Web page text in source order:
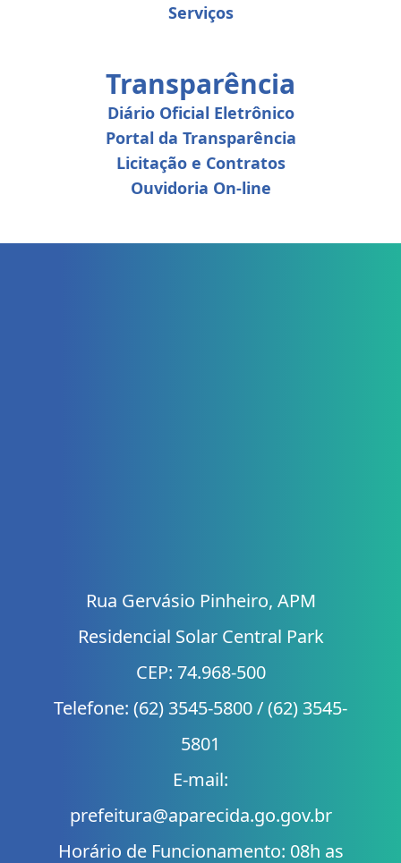
Serviços
Transparência
Diário Oficial Eletrônico
Portal da Transparência
Licitação e Contratos
Ouvidoria On-line
Rua Gervásio Pinheiro, APM
Residencial Solar Central Park
CEP: 74.968-500
Telefone: (62) 3545-5800 / (62) 3545-
5801
E-mail:
prefeitura@aparecida.go.gov.br
Horário de Funcionamento: 08h as